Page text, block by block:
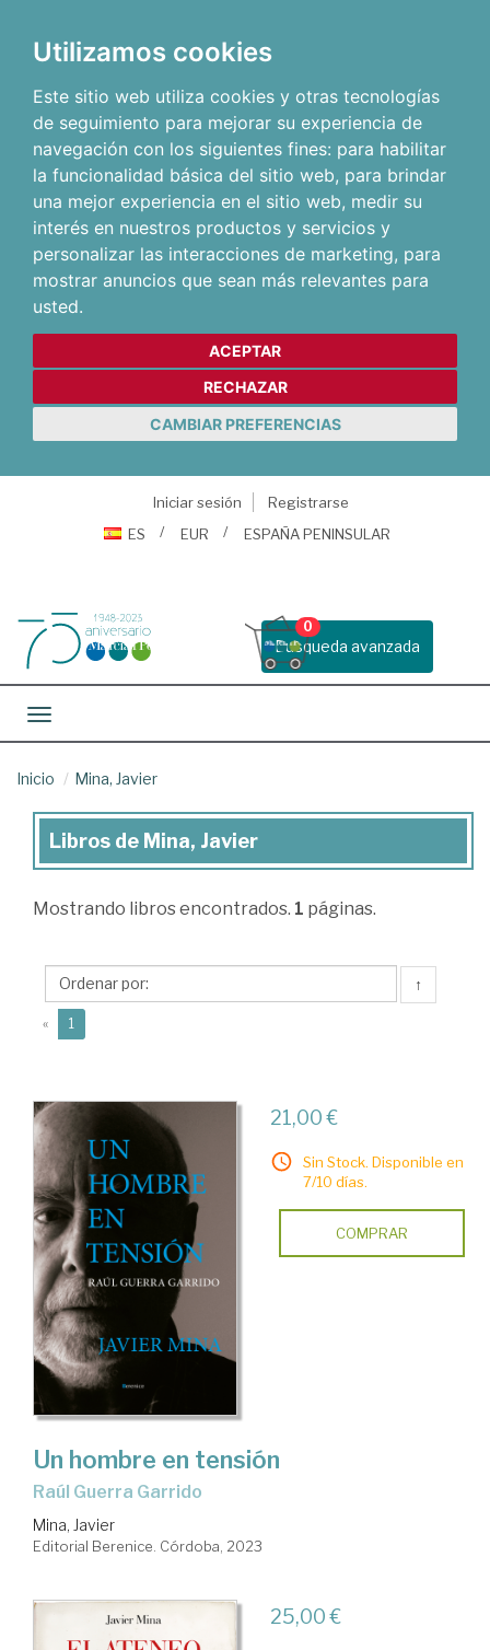
Utilizamos cookies
Este sitio web utiliza cookies y otras tecnologías
de seguimiento para mejorar su experiencia de
navegación con los siguientes fines: para habilitar
la funcionalidad básica del sitio web, para brindar
una mejor experiencia en el sitio web, medir su
interés en nuestros productos y servicios y
personalizar las interacciones de marketing, para
mostrar anuncios que sean más relevantes para
usted.
ACEPTAR
RECHAZAR
CAMBIAR PREFERENCIAS
Iniciar sesión
Registrarse
ES
EUR ESPAÑA PENINSULAR
Busqueda avanzada
0
Toggle navigation
Inicio Mina, Javier
Libros
Mina,
Libros de Mina, Javier
Mostrando libros encontrados. 1 páginas.
↑
« 1
21,00 €
Sin Stock. Disponible en
7/10 días.
COMPRAR
Un hombre en tensión
Raúl Guerra Garrido
Mina, Javier
Editorial Berenice. Córdoba, 2023
25,00 €